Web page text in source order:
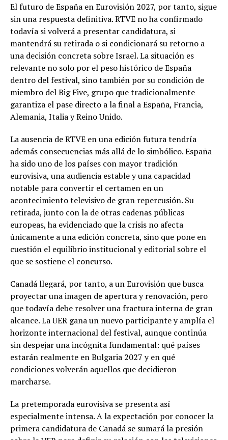
El futuro de España en Eurovisión 2027, por tanto, sigue
sin una respuesta definitiva. RTVE no ha confirmado
todavía si volverá a presentar candidatura, si
mantendrá su retirada o si condicionará su retorno a
una decisión concreta sobre Israel. La situación es
relevante no solo por el peso histórico de España
dentro del festival, sino también por su condición de
miembro del Big Five, grupo que tradicionalmente
garantiza el pase directo a la final a España, Francia,
Alemania, Italia y Reino Unido.
La ausencia de RTVE en una edición futura tendría
además consecuencias más allá de lo simbólico. España
ha sido uno de los países con mayor tradición
eurovisiva, una audiencia estable y una capacidad
notable para convertir el certamen en un
acontecimiento televisivo de gran repercusión. Su
retirada, junto con la de otras cadenas públicas
europeas, ha evidenciado que la crisis no afecta
únicamente a una edición concreta, sino que pone en
cuestión el equilibrio institucional y editorial sobre el
que se sostiene el concurso.
Canadá llegará, por tanto, a un Eurovisión que busca
proyectar una imagen de apertura y renovación, pero
que todavía debe resolver una fractura interna de gran
alcance. La UER gana un nuevo participante y amplía el
horizonte internacional del festival, aunque continúa
sin despejar una incógnita fundamental: qué países
estarán realmente en Bulgaria 2027 y en qué
condiciones volverán aquellos que decidieron
marcharse.
La pretemporada eurovisiva se presenta así
especialmente intensa. A la expectación por conocer la
primera candidatura de Canadá se sumará la presión